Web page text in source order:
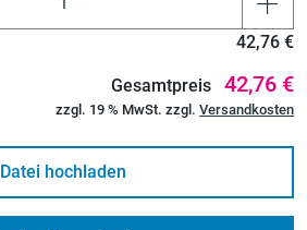
42,76 €
Gesamtpreis 42,76 €
zzgl. 19 % MwSt. zzgl. Versandkosten
Datei hochladen